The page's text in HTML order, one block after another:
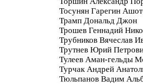
Тосунян Гарегин
Трамп Дональд Джон
Трошев Геннадий
Трубников Вячеслав
Трутнев Юрий
Тулеев Аман-гельды
Турчак Андрей
Тюльпанов Вадим